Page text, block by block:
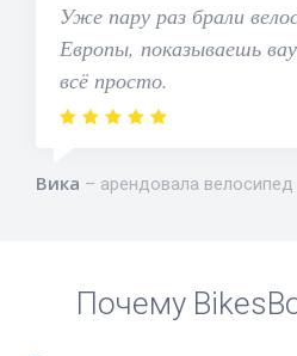
Уже пару раз брали
Европы, показываешь
всё просто.
Вика арендовала велосипед
Почему